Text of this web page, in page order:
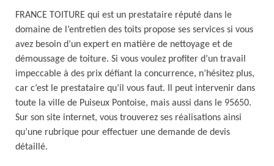
FRANCE TOITURE qui est un prestataire réputé dans le
domaine de l’entretien des toits propose ses services si vous
avez besoin d’un expert en matière de nettoyage et de
démoussage de toiture. Si vous voulez profiter d’un travail
impeccable à des prix défiant la concurrence, n’hésitez plus,
car c’est le prestataire qu’il vous faut. Il peut intervenir dans
toute la ville de Puiseux Pontoise, mais aussi dans le 95650.
Sur son site internet, vous trouverez ses réalisations ainsi
qu’une rubrique pour effectuer une demande de devis
détaillé.